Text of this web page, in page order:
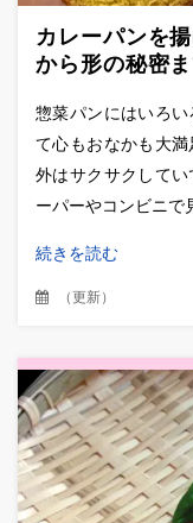
カレーパンを
から形の秘密
惣菜パンにはいろ
て心もおなかも大満
外はサクサクして
ーパーやコンビニで
続きを読む
（更新）